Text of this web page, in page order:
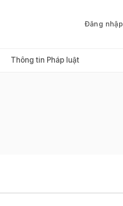
Đăng nhập
Thông tin Pháp luật
Follow